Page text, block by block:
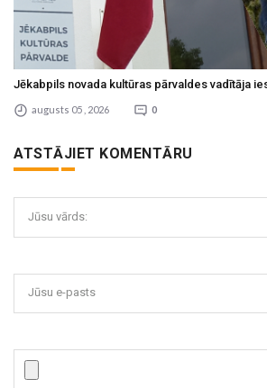
Jēkabpils novada kultūras pārvaldes vadītāja
augusts 05 , 2026 0
ATSTĀJIET KOMENTĀRU
Jūsu vārds:
Jūsu e-pasts